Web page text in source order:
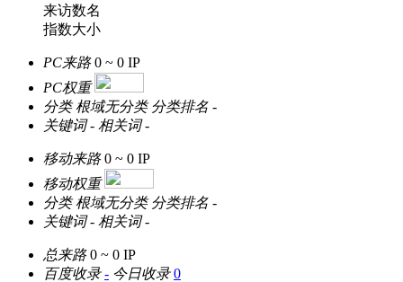
来访数名
指数大小
PC来路 0 ~ 0 IP
PC权重
分类 根域无分类 分类排名 -
关键词 - 相关词 -
移动来路 0 ~ 0 IP
移动权重
分类 根域无分类 分类排名 -
关键词 - 相关词 -
总来路 0 ~ 0 IP
百度收录 - 今日收录 0